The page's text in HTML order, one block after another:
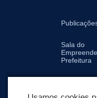
Sala do
Prefeitura